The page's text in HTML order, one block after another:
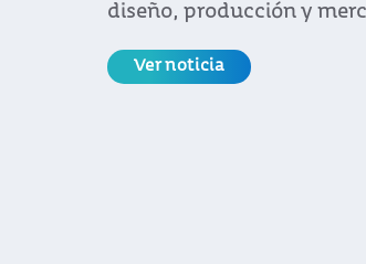
diseño, producción y mercados
Ver noticia